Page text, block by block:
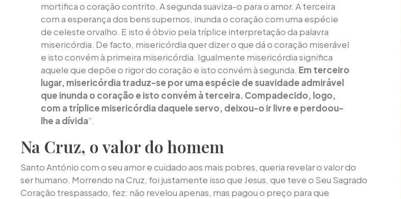
mortifica o coração contrito. A segunda suaviza-o para o amor. A terceira
com a esperança dos bens supernos, inunda o coração com uma espécie
de celeste orvalho. E isto é óbvio pela tríplice interpretação da palavra
misericórdia. De facto, misericórdia quer dizer o que dá o coração miserável
e isto convém à primeira misericórdia. Igualmente misericórdia significa
aquele que depõe o rigor do coração e isto convém à segunda. Em terceiro
lugar, misericórdia traduz-se por uma espécie de suavidade admirável
que inunda o coração e isto convém à terceira. Compadecido, logo,
com a tríplice misericórdia daquele servo, deixou-o ir livre e perdoou-
lhe a dívida”.
Na Cruz, o valor do homem
Santo António com o seu amor e cuidado aos mais pobres, queria revelar o valor do
ser humano. Morrendo na Cruz, foi justamente isso que Jesus, que teve o Seu Sagrado
Coração trespassado, fez: não revelou apenas, mas pagou o preço para que